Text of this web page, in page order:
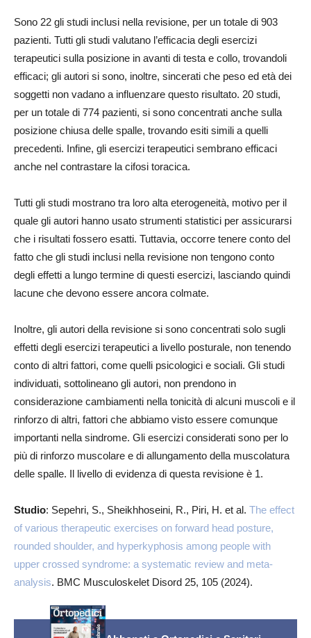
Sono 22 gli studi inclusi nella revisione, per un totale di 903
pazienti. Tutti gli studi valutano l’efficacia degli esercizi
terapeutici sulla posizione in avanti di testa e collo, trovandoli
efficaci; gli autori si sono, inoltre, sincerati che peso ed età dei
soggetti non vadano a influenzare questo risultato. 20 studi,
per un totale di 774 pazienti, si sono concentrati anche sulla
posizione chiusa delle spalle, trovando esiti simili a quelli
precedenti. Infine, gli esercizi terapeutici sembrano efficaci
anche nel contrastare la cifosi toracica.
Tutti gli studi mostrano tra loro alta eterogeneità, motivo per il
quale gli autori hanno usato strumenti statistici per assicurarsi
che i risultati fossero esatti. Tuttavia, occorre tenere conto del
fatto che gli studi inclusi nella revisione non tengono conto
degli effetti a lungo termine di questi esercizi, lasciando quindi
lacune che devono essere ancora colmate.
Inoltre, gli autori della revisione si sono concentrati solo sugli
effetti degli esercizi terapeutici a livello posturale, non tenendo
conto di altri fattori, come quelli psicologici e sociali. Gli studi
individuati, sottolineano gli autori, non prendono in
considerazione cambiamenti nella tonicità di alcuni muscoli e il
rinforzo di altri, fattori che abbiamo visto essere comunque
importanti nella sindrome. Gli esercizi considerati sono per lo
più di rinforzo muscolare e di allungamento della muscolatura
delle spalle. Il livello di evidenza di questa revisione è 1.
Studio: Sepehri, S., Sheikhhoseini, R., Piri, H. et al. The effect
of various therapeutic exercises on forward head posture,
rounded shoulder, and hyperkyphosis among people with
upper crossed syndrome: a systematic review and meta-
analysis. BMC Musculoskelet Disord 25, 105 (2024).